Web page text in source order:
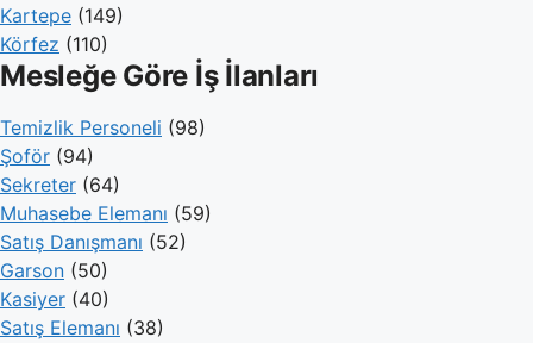
Kartepe (149)
Körfez (110)
Mesleğe Göre İş İlanları
Temizlik Personeli (98)
Şoför (94)
Sekreter (64)
Muhasebe Elemanı (59)
Satış Danışmanı (52)
Garson (50)
Kasiyer (40)
Satış Elemanı (38)